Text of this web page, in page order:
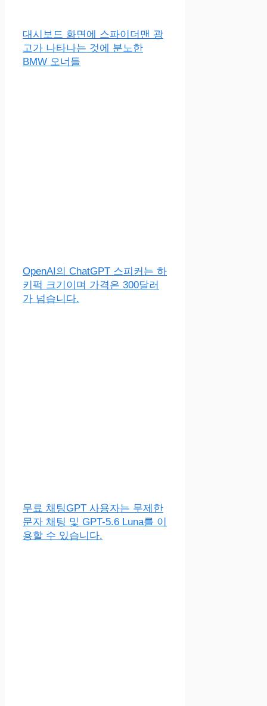
대시보드 화면에 스파이더맨 광
고가 나타나는 것에 분노한
BMW 오너들
OpenAI의 ChatGPT 스피커는 하
키퍽 크기이며 가격은 300달러
가 넘습니다.
무료 채팅GPT 사용자는 무제한
문자 채팅 및 GPT-5.6 Luna를 이
용할 수 있습니다.